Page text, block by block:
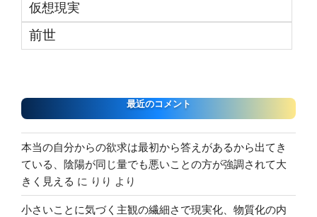
仮想現実
前世
最近のコメント
本当の自分からの欲求は最初から答えがあるから出てき
ている、陰陽が同じ量でも悪いことの方が強調されて大
きく見える に りり より
小さいことに気づく主観の繊細さで現実化、物質化の内